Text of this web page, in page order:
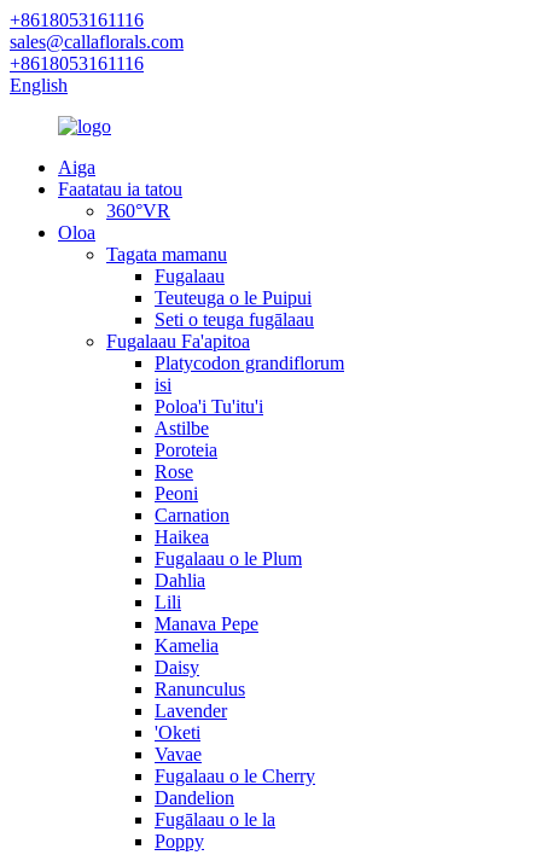
+8618053161116
sales@callaflorals.com
+8618053161116
English
Aiga
Faatatau ia tatou
360°VR
Oloa
Tagata mamanu
Fugalaau
Teuteuga o le Puipui
Seti o teuga fugālaau
Fugalaau Fa'apitoa
Platycodon grandiflorum
isi
Poloa'i Tu'itu'i
Astilbe
Poroteia
Rose
Peoni
Carnation
Haikea
Fugalaau o le Plum
Dahlia
Lili
Manava Pepe
Kamelia
Daisy
Ranunculus
Lavender
'Oketi
Vavae
Fugalaau o le Cherry
Dandelion
Fugālaau o le la
Poppy